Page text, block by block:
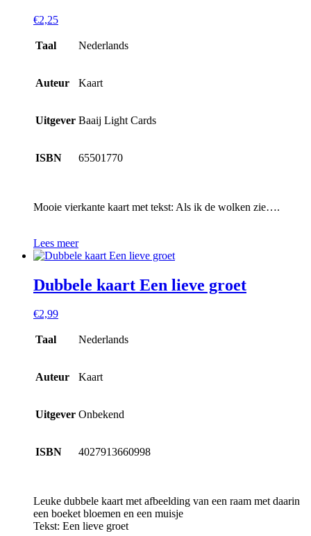
€2,25
Taal Nederlands
Auteur Kaart
Uitgever Baaij Light Cards
ISBN 65501770
Mooie vierkante kaart met tekst: Als ik de wolken zie….
Lees meer
Dubbele kaart Een lieve groet
€2,99
Taal Nederlands
Auteur Kaart
Uitgever Onbekend
ISBN 4027913660998
Leuke dubbele kaart met afbeelding van een raam met daarin
een boeket bloemen en een muisje
Tekst: Een lieve groet